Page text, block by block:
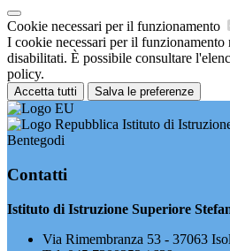
Cookie necessari per il funzionamento
I cookie necessari per il funzionamento
disabilitati. È possibile consultare
policy.
Accetta tutti Salva le preferenze
Istituto di
Bentegodi
Contatti
Istituto di Istruzione Superiore
Via Rimembranza 53 - 37063